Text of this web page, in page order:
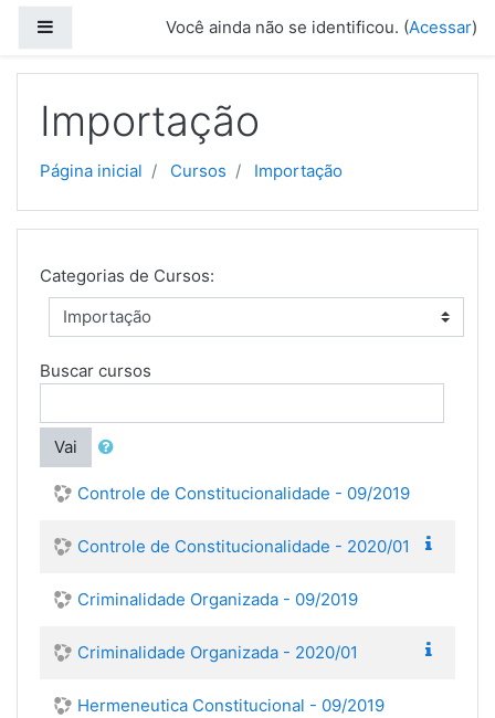
Você ainda não se identificou. (Acessar)
Importação
Página inicial Cursos Importação
Categorias de Cursos:
Buscar cursos
Vai
Controle de Constitucionalidade - 09/2019
Controle de Constitucionalidade - 2020/01
Criminalidade Organizada - 09/2019
Criminalidade Organizada - 2020/01
Hermeneutica Constitucional - 09/2019